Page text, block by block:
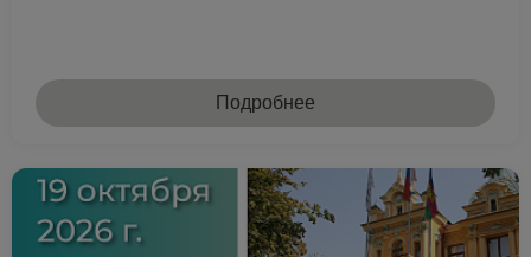
Подробнее